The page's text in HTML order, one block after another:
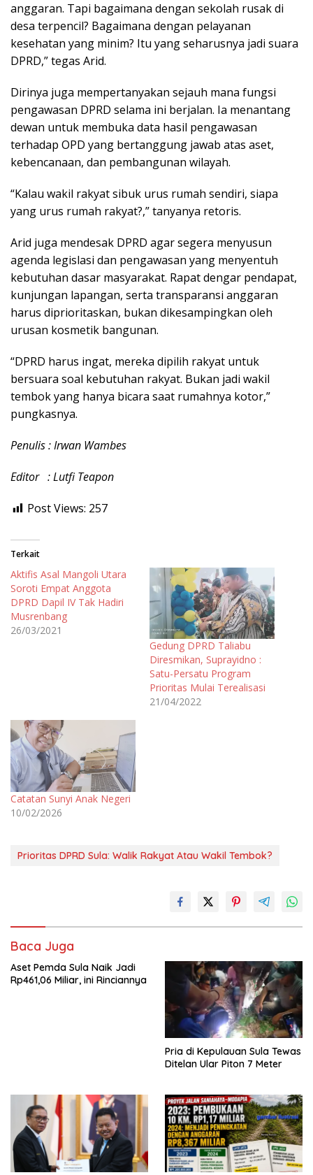
anggaran. Tapi bagaimana dengan sekolah rusak di
desa terpencil? Bagaimana dengan pelayanan
kesehatan yang minim? Itu yang seharusnya jadi suara
DPRD,” tegas Arid.
Dirinya juga mempertanyakan sejauh mana fungsi
pengawasan DPRD selama ini berjalan. Ia menantang
dewan untuk membuka data hasil pengawasan
terhadap OPD yang bertanggung jawab atas aset,
kebencanaan, dan pembangunan wilayah.
“Kalau wakil rakyat sibuk urus rumah sendiri, siapa
yang urus rumah rakyat?,” tanyanya retoris.
Arid juga mendesak DPRD agar segera menyusun
agenda legislasi dan pengawasan yang menyentuh
kebutuhan dasar masyarakat. Rapat dengar pendapat,
kunjungan lapangan, serta transparansi anggaran
harus diprioritaskan, bukan dikesampingkan oleh
urusan kosmetik bangunan.
“DPRD harus ingat, mereka dipilih rakyat untuk
bersuara soal kebutuhan rakyat. Bukan jadi wakil
tembok yang hanya bicara saat rumahnya kotor,”
pungkasnya.
Penulis : Irwan Wambes
Editor : Lutfi Teapon
Post Views: 257
Terkait
Aktifis Asal Mangoli Utara
Soroti Empat Anggota
DPRD Dapil IV Tak Hadiri
Musrenbang
26/03/2021
Gedung DPRD Taliabu
Diresmikan, Suprayidno :
Satu-Persatu Program
Prioritas Mulai Terealisasi
21/04/2022
Catatan Sunyi Anak Negeri
10/02/2026
Prioritas DPRD Sula: Walik Rakyat Atau Wakil Tembok?
Baca Juga
Aset Pemda Sula Naik Jadi
Rp461,06 Miliar, ini Rinciannya
Pria di Kepulauan Sula Tewas
Ditelan Ular Piton 7 Meter